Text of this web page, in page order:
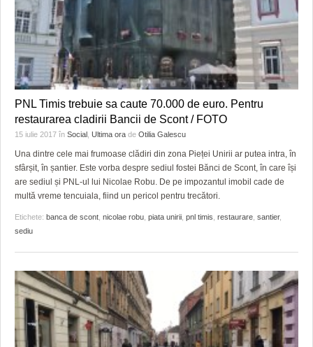
PNL Timis trebuie sa caute 70.000 de euro. Pentru
restaurarea cladirii Bancii de Scont / FOTO
15 iulie 2017 în Social Ultima ora de Otilia Galescu
Una dintre cele mai frumoase clădiri din zona Pieței Unirii ar putea intra, în
sfârșit, în șantier. Este vorba despre sediul fostei Bănci de Scont, în care își
are sediul și PNL-ul lui Nicolae Robu. De pe impozantul imobil cade de
multă vreme tencuiala, fiind un pericol pentru trecători.
Etichete: banca de scont nicolae robu piata unirii pnl timis restaurare santier,
sediu